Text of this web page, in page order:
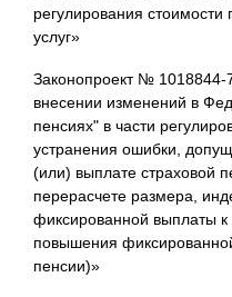
регулирования
услуг»
Законопроект №
внесении изменений в
пенсиях" в части
устранения ошибки,
(или) выплате страховой
перерасчете размера,
фиксированной выплаты к
повышения
пенсии)»